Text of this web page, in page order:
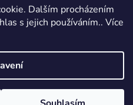
Dalším procházením
s jejich používáním.. Více
Shoptet